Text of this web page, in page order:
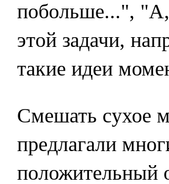
побольше...",
этой задачи,
такие идеи
Смешать сухое
предлагали
положительный